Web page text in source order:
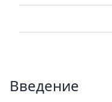
Введение